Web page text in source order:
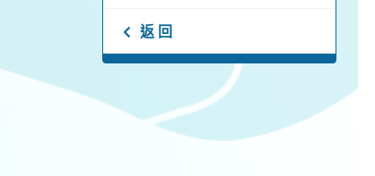
返 回